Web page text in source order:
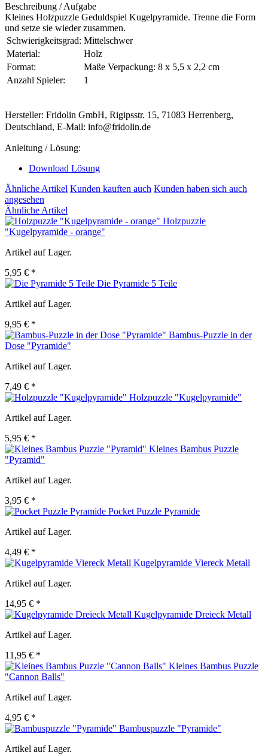
Beschreibung / Aufgabe
Kleines Holzpuzzle Geduldspiel Kugelpyramide. Trenne die Form
und setze sie wieder zusammen.
Schwierigkeitsgrad: Mittelschwer
Material:
Holz
Format:
Maße Verpackung: 8 x 5,5 x 2,2 cm
Anzahl Spieler:
1
Hersteller: Fridolin GmbH, Rigipsstr. 15, 71083 Herrenberg,
Deutschland, E-Mail: info@fridolin.de
Anleitung / Lösung:
Download Lösung
Ähnliche Artikel Kunden kauften auch Kunden haben sich auch
angesehen
Ähnliche Artikel
Holzpuzzle
"Kugelpyramide - orange"
Artikel auf Lager.
5,95 € *
Die Pyramide 5 Teile
Artikel auf Lager.
9,95 € *
Bambus-Puzzle in der
Dose "Pyramide"
Artikel auf Lager.
7,49 € *
Holzpuzzle "Kugelpyramide"
Artikel auf Lager.
5,95 € *
Kleines Bambus Puzzle
"Pyramid"
Artikel auf Lager.
3,95 € *
Pocket Puzzle Pyramide
Artikel auf Lager.
4,49 € *
Kugelpyramide Viereck Metall
Artikel auf Lager.
14,95 € *
Kugelpyramide Dreieck Metall
Artikel auf Lager.
11,95 € *
Kleines Bambus Puzzle
"Cannon Balls"
Artikel auf Lager.
4,95 € *
Bambuspuzzle "Pyramide"
Artikel auf Lager.